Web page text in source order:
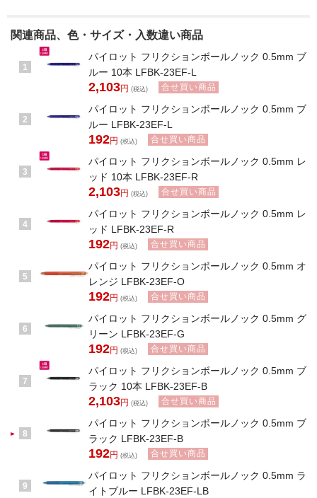
関連商品、色・サイズ・入数違い商品
1
パイロット フリクションボールノック 0.5mm ブ
ルー 10本 LFBK-23EF-L
2,103円 (税込) 合せ買い商品
2
パイロット フリクションボールノック 0.5mm ブ
ルー LFBK-23EF-L
192円 (税込) 合せ買い商品
3
パイロット フリクションボールノック 0.5mm レ
ッド 10本 LFBK-23EF-R
2,103円 (税込) 合せ買い商品
4
パイロット フリクションボールノック 0.5mm レ
ッド LFBK-23EF-R
192円 (税込) 合せ買い商品
5
パイロット フリクションボールノック 0.5mm オ
レンジ LFBK-23EF-O
192円 (税込) 合せ買い商品
6
パイロット フリクションボールノック 0.5mm グ
リーン LFBK-23EF-G
192円 (税込) 合せ買い商品
7
パイロット フリクションボールノック 0.5mm ブ
ラック 10本 LFBK-23EF-B
2,103円 (税込) 合せ買い商品
8
パイロット フリクションボールノック 0.5mm ブ
ラック LFBK-23EF-B
192円 (税込) 合せ買い商品
9
パイロット フリクションボールノック 0.5mm ラ
イトブルー LFBK-23EF-LB